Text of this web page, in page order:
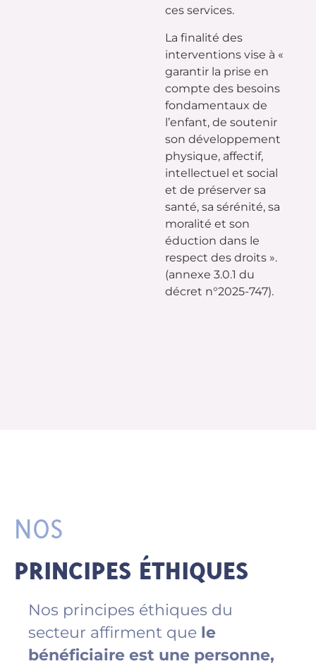
ces services.
La finalité des
interventions vise à «
garantir la prise en
compte des besoins
fondamentaux de
l’enfant, de soutenir
son développement
physique, affectif,
intellectuel et social
et de préserver sa
santé, sa sérénité, sa
moralité et son
éduction dans le
respect des droits ».
(annexe 3.0.1 du
décret n°2025-747).
NOS
PRINCIPES ÉTHIQUES
Nos principes éthiques du
secteur affirment que le
bénéficiaire est une personne,